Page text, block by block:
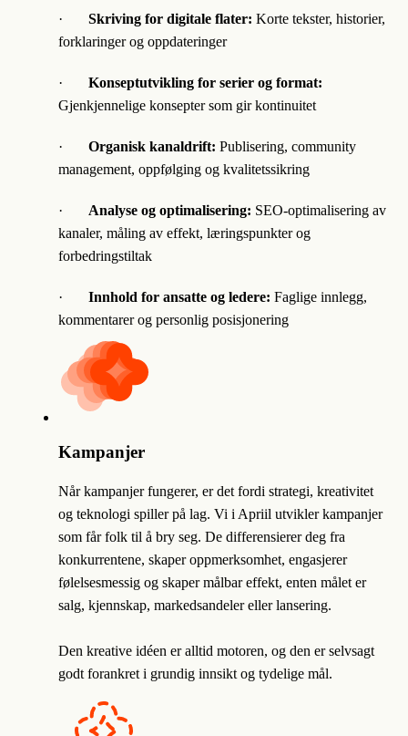
· Skriving for digitale flater: Korte tekster, historier,
forklaringer og oppdateringer
· Konseptutvikling for serier og format:
Gjenkjennelige konsepter som gir kontinuitet
· Organisk kanaldrift: Publisering, community
management, oppfølging og kvalitetssikring
· Analyse og optimalisering: SEO-optimalisering av
kanaler, måling av effekt, læringspunkter og
forbedringstiltak
· Innhold for ansatte og ledere: Faglige innlegg,
kommentarer og personlig posisjonering
Kampanjer
Når kampanjer fungerer, er det fordi strategi, kreativitet
og teknologi spiller på lag. Vi i Apriil utvikler kampanjer
som får folk til å bry seg. De differensierer deg fra
konkurrentene, skaper oppmerksomhet, engasjerer
følelsesmessig og skaper målbar effekt, enten målet er
salg, kjennskap, markedsandeler eller lansering.
Den kreative idéen er alltid motoren, og den er selvsagt
godt forankret i grundig innsikt og tydelige mål.